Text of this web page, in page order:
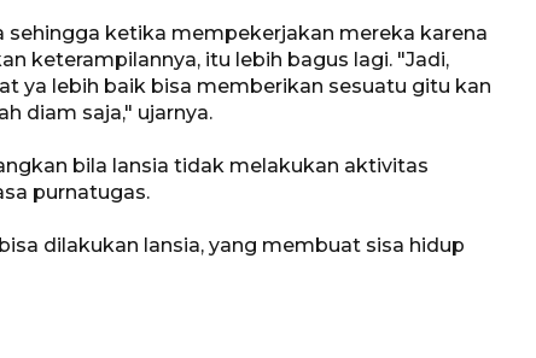
sehingga ketika mempekerjakan mereka karena
keterampilannya, itu lebih bagus lagi. "Jadi,
ya lebih baik bisa memberikan sesuatu gitu kan
diam saja," ujarnya.
bila lansia tidak melakukan aktivitas
purnatugas.
dilakukan lansia, yang membuat sisa hidup
160 ribu sambungan baru